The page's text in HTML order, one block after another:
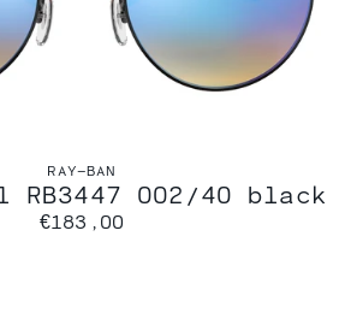
RAY-BAN
RB3447 002/4O black
€183,00